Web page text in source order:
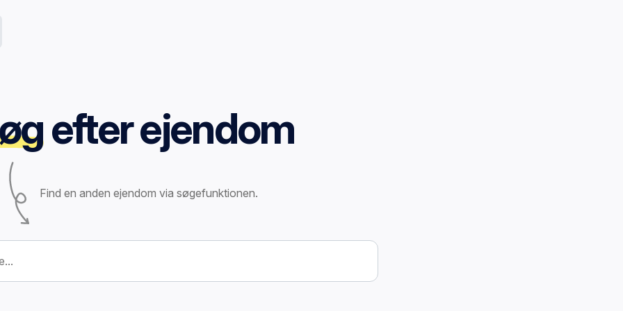
efter ejendom
Find en anden ejendom via søgefunktionen.